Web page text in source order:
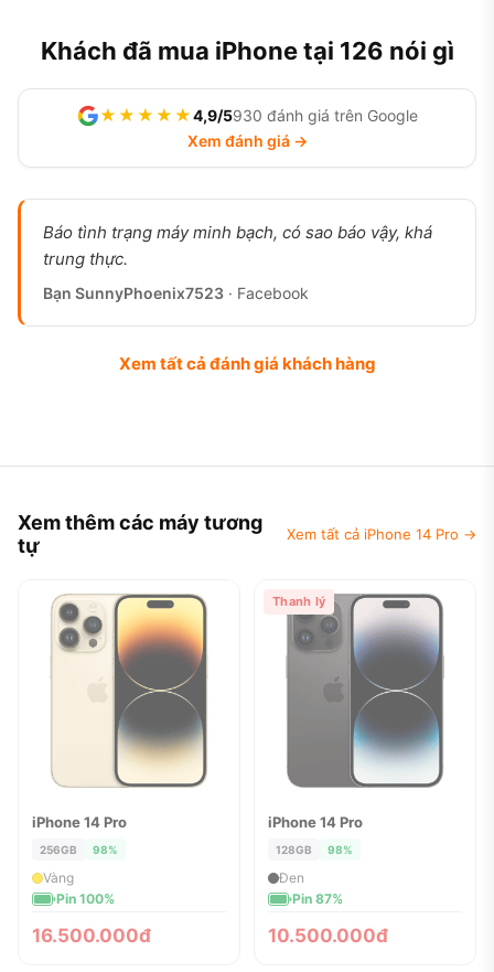
Khách đã mua iPhone tại 126 nói gì
★★★★★4,9/5930 đánh giá trên Google
Xem đánh giá →
Báo tình trạng máy minh bạch, có sao báo vậy, khá
trung thực.
Bạn SunnyPhoenix7523 · Facebook
Xem tất cả đánh giá khách hàng
Xem thêm các máy tương
tự
Xem tất cả iPhone 14 Pro →
ĐÃ BÁN
iPhone 14 Pro
256GB 98%
Vàng
Pin 100%
16.500.000đ
Thanh lý
ĐÃ BÁN
iPhone 14 Pro
128GB 98%
Đen
Pin 87%
10.500.000đ